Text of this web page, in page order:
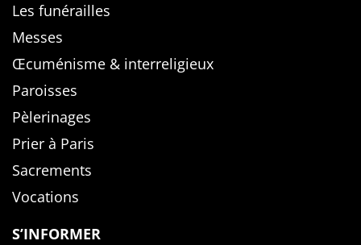
Les funérailles
Messes
Œcuménisme & interreligieux
Paroisses
Pèlerinages
Prier à Paris
Sacrements
Vocations
S’INFORMER